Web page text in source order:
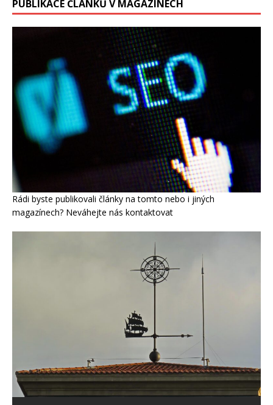
PUBLIKACE ČLÁNKŮ V MAGAZÍNECH
Rádi byste publikovali články na tomto nebo i jiných
magazínech? Neváhejte nás kontaktovat